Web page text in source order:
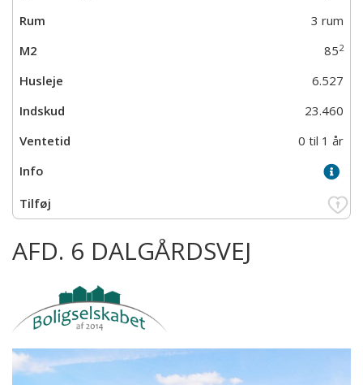
3 rum
852
6.527
23.460
0 til 1 år
AFD. 6 DALGÅRDSVEJ